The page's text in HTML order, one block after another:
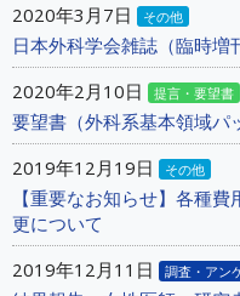
2020年3月7日
その他
日本外科学会雑誌（臨時
2020年2月10日
提言・要望書
要望書（外科系基本領域パ
2019年12月19日
その他
【重要なお知らせ】各種
更について
2019年12月11日
調査・アン